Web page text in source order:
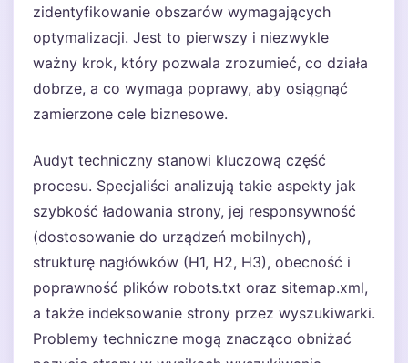
zidentyfikowanie obszarów wymagających
optymalizacji. Jest to pierwszy i niezwykle
ważny krok, który pozwala zrozumieć, co działa
dobrze, a co wymaga poprawy, aby osiągnąć
zamierzone cele biznesowe.
Audyt techniczny stanowi kluczową część
procesu. Specjaliści analizują takie aspekty jak
szybkość ładowania strony, jej responsywność
(dostosowanie do urządzeń mobilnych),
strukturę nagłówków (H1, H2, H3), obecność i
poprawność plików robots.txt oraz sitemap.xml,
a także indeksowanie strony przez wyszukiwarki.
Problemy techniczne mogą znacząco obniżać